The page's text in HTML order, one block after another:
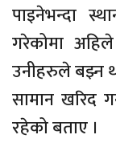
पाइनेभन्दा
गरेकोमा
उनीहरुले बझ्न
सामान खरिद
रहेको बताए ।